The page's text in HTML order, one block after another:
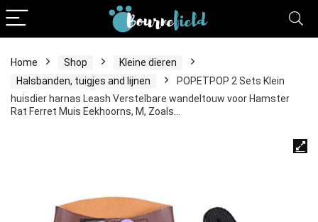
Home Shop
Kleine dieren
Halsbanden, tuigjes and lijnen
POPETPOP 2 Sets Klein
huisdier harnas Leash Verstelbare wandeltouw voor Hamster
Rat Ferret Muis Eekhoorns, M, Zoals…